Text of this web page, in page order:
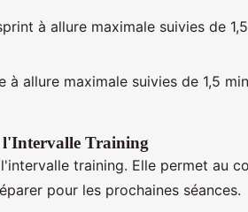
à allure maximale suivies de
à allure maximale suivies de 1,5
l'Intervalle Training
training. Elle permet au
pour les prochaines séances.